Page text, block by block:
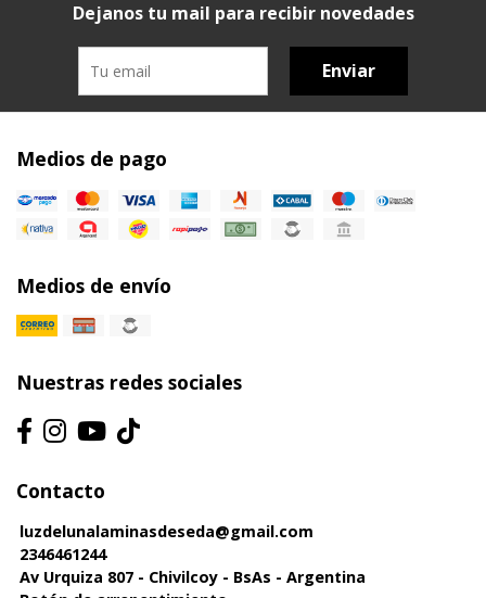
Dejanos tu mail para recibir novedades
Enviar
Medios de pago
Medios de envío
Nuestras redes sociales
Contacto
luzdelunalaminasdeseda@gmail.com
2346461244
Av Urquiza 807 - Chivilcoy - BsAs - Argentina